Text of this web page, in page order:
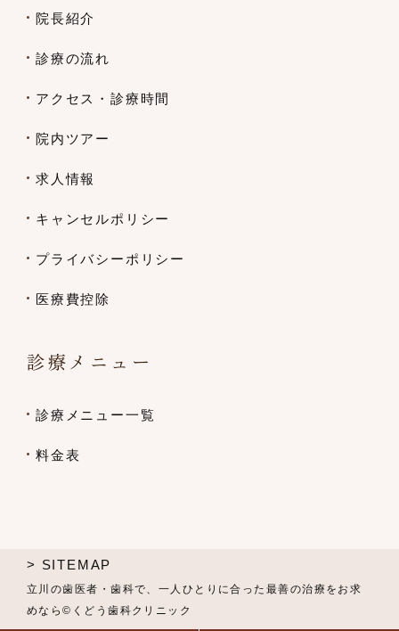
院長紹介
診療の流れ
アクセス・診療時間
院内ツアー
求人情報
キャンセルポリシー
プライバシーポリシー
医療費控除
診療メニュー
診療メニュー一覧
料金表
> SITEMAP
立川の歯医者・歯科で、一人ひとりに合った最善の治療をお求
めなら©くどう歯科クリニック